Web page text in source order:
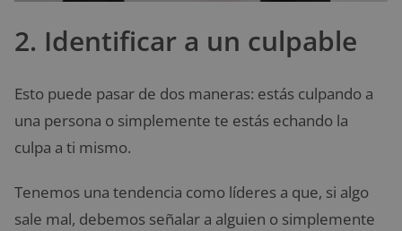
2. Identificar a un culpable
Esto puede pasar de dos maneras: estás culpando a
una persona o simplemente te estás echando la
culpa a ti mismo.
Tenemos una tendencia como líderes a que, si algo
sale mal, debemos señalar a alguien o simplemente